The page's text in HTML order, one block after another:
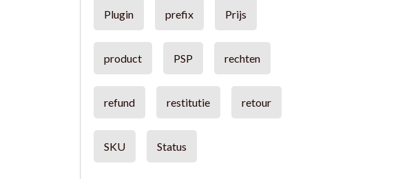
Plugin prefix Prijs
product PSP rechten
refund restitutie retour
SKU Status